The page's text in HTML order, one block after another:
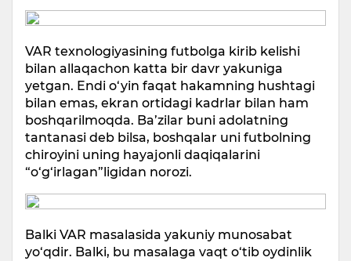
VAR texnologiyasining futbolga kirib kelishi
bilan allaqachon katta bir davr yakuniga
yetgan. Endi o‘yin faqat hakamning hushtagi
bilan emas, ekran ortidagi kadrlar bilan ham
boshqarilmoqda. Ba’zilar buni adolatning
tantanasi deb bilsa, boshqalar uni futbolning
chiroyini uning hayajonli daqiqalarini
“o‘g‘irlagan”ligidan norozi.
Balki VAR masalasida yakuniy munosabat
yo‘qdir. Balki, bu masalaga vaqt o‘tib oydinlik